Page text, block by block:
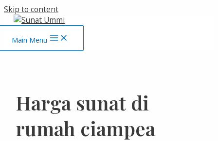
Skip to content
Main Menu
Harga sunat di
rumah ciampea